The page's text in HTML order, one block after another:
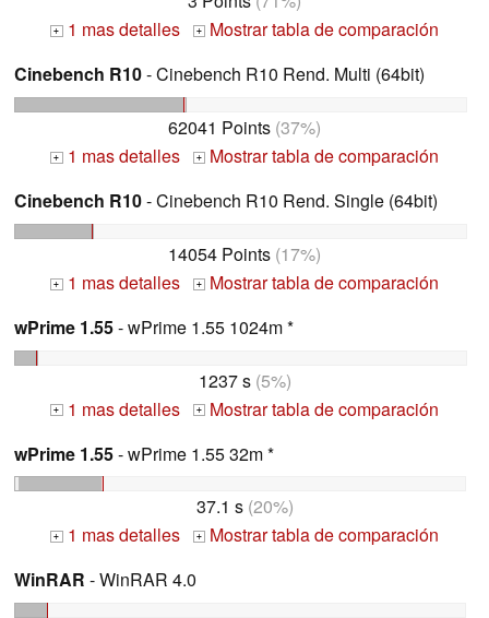
+ 1 mas detalles +
Mostrar tabla de comparación
Cinebench R10- Cinebench R10 Rend. Multi (64bit)
62041 Points (37%)
+ 1 mas detalles +
Mostrar tabla de comparación
Cinebench R10- Cinebench R10 Rend. Single (64bit)
14054 Points (17%)
+ 1 mas detalles +
Mostrar tabla de comparación
wPrime 1.55- wPrime 1.55 1024m *
1237 s(5%)
+ 1 mas detalles +
Mostrar tabla de comparación
wPrime 1.55- wPrime 1.55 32m *
37.1 s(20%)
+ 1 mas detalles +
Mostrar tabla de comparación
WinRAR - WinRAR 4.0